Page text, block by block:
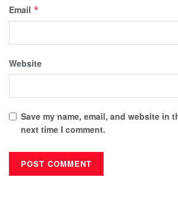
Email *
Website
Save my name, email, and website in
next time I comment.